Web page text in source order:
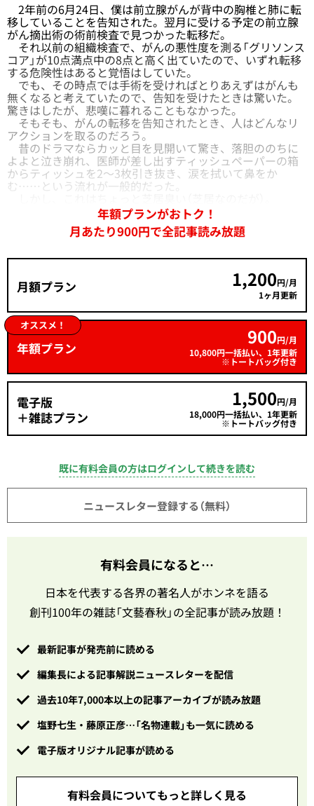
2年前の6月24日、僕は前立腺がんが背中の胸椎と肺に転
移していることを告知された。翌月に受ける予定の前立腺
がん摘出術の術前検査で見つかった転移だ。
それ以前の組織検査で、がんの悪性度を測る「グリソンス
コア」が10点満点中の8点と高く出ていたので、いずれ転移
する危険性はあると覚悟はしていた。
でも、その時点では手術を受ければとりあえずはがんも
無くなると考えていたので、告知を受けたときは驚いた。
驚きはしたが、悲嘆に暮れることもなかった。
そもそも、がんの転移を告知されたとき、人はどんなリ
アクションを取るのだろう。
昔のドラマならカッと目を見開いて驚き、落胆ののちに
よよと泣き崩れ、医師が差し出すティッシュペーパーの箱
からティッシュを2～3枚引き抜き、涙を拭いて鼻をか
む……という流れが一般的だった。
年額プランがおトク！
月あたり900円で全記事読み放題
月額プラン 1,200円/月
1ヶ月更新
オススメ！
年額プラン 900円/月
10,800円一括払い、1年更新
※トートバッグ付き
電子版
＋雑誌プラン
1,500円/月
18,000円一括払い、1年更新
※トートバッグ付き
既に有料会員の方はログインして続きを読む
ニュースレター登録する（無料）
有料会員になると…
日本を代表する各界の著名人がホンネを語る
創刊100年の雑誌「文藝春秋」の全記事が読み放題！
最新記事が発売前に読める
編集長による記事解説ニュースレターを配信
過去10年7,000本以上の記事アーカイブが読み放題
塩野七生・藤原正彦…「名物連載」も一気に読める
電子版オリジナル記事が読める
有料会員についてもっと詳しく見る